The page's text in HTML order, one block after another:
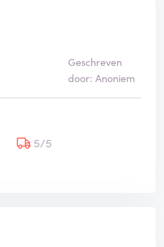
Geschreven
door: Anoniem
5/5